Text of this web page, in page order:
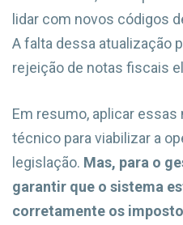
lidar com novos códigos
A falta dessa atualização
rejeição de notas fiscais
Em resumo, aplicar
técnico para viabilizar a
legislação. Mas, para o
garantir que o sistema
corretamente os